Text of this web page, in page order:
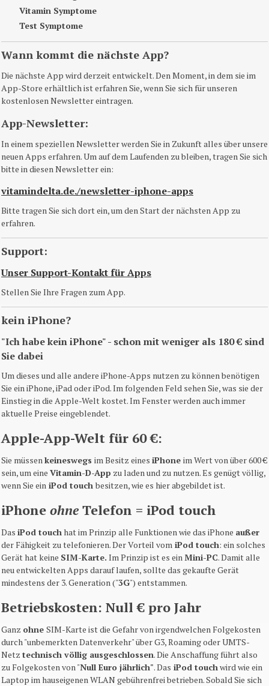
Vitamin Symptome
Test Symptome
Wann kommt die nächste App?
Die nächste App wird derzeit entwickelt. Den Moment, in dem sie im
App-Store erhältlich ist erfahren Sie, wenn Sie sich für unseren
kostenlosen Newsletter eintragen.
App-Newsletter:
In einem speziellen Newsletter werden Sie in Zukunft alles über unsere
neuen Apps erfahren. Um auf dem Laufenden zu bleiben, tragen Sie sich
bitte in diesen Newsletter ein:
vitamindelta.de./newsletter-iphone-apps
Bitte tragen Sie sich dort ein, um den Start der nächsten App zu
erfahren.
Support:
Unser Support-Kontakt für Apps
Stellen Sie Ihre Fragen zum App.
kein iPhone?
"Ich habe kein iPhone" - schon mit weniger als 180 € sind
Sie dabei
Um dieses und alle andere iPhone-Apps nutzen zu können benötigen
Sie ein iPhone, iPad oder iPod. Im folgenden Feld sehen Sie, was sie der
Einstieg in die Apple-Welt kostet. Im Fenster werden auch immer
aktuelle Preise eingeblendet.
Apple-App-Welt für 60 €:
Sie müssenkeineswegs im Besitz eines iPhone im Wert von über 600 €
sein, um eine Vitamin-D-App zu laden und zu nutzen. Es genügt völlig,
wenn Sie ein iPod touchbesitzen, wie es hier abgebildet ist.
iPhone ohne Telefon = iPod touch
Das iPod touchhat im Prinzip alle Funktionen wie das iPhone außer
der Fähigkeit zu telefonieren. Der Vorteil vom iPod touch: ein solches
Gerät hat keine SIM-Karte. Im Prinzip ist es einMini-PC. Damit alle
neu entwickelten Apps darauf laufen, sollte das gekaufte Gerät
mindestens der 3. Generation ("3G") entstammen.
Betriebskosten: Null € pro Jahr
Ganz ohne SIM-Karte ist die Gefahr von irgendwelchen Folgekosten
durch "unbemerkten Datenverkehr" über G3, Roaming oder UMTS-
Netz technisch völlig ausgeschlossen. Die Anschaffung führt also
zu Folgekosten von "Null Euro jährlich". Das iPod touchwird wie ein
Laptop im hauseigenen WLAN gebührenfrei betrieben. Sobald Sie sich